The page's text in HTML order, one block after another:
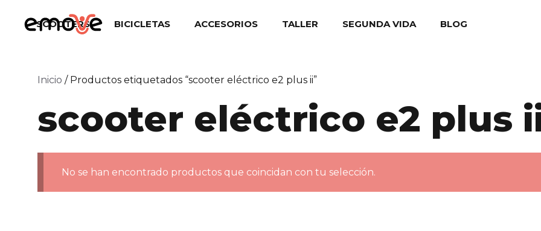
SCOOTERS BICICLETAS ACCESORIOS TALLER SEGUNDA VIDA BLOG
Inicio / Productos etiquetados “scooter eléctrico e2 plus ii”
scooter eléctrico e2 plus
No se han encontrado productos que coincidan con tu selección.